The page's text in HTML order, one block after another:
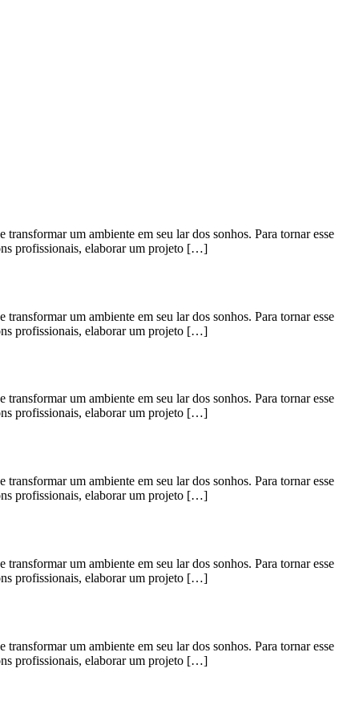
um ambiente em seu lar dos sonhos. Para tornar esse
profissionais, elaborar um projeto […]
um ambiente em seu lar dos sonhos. Para tornar esse
profissionais, elaborar um projeto […]
um ambiente em seu lar dos sonhos. Para tornar esse
profissionais, elaborar um projeto […]
um ambiente em seu lar dos sonhos. Para tornar esse
profissionais, elaborar um projeto […]
um ambiente em seu lar dos sonhos. Para tornar esse
profissionais, elaborar um projeto […]
um ambiente em seu lar dos sonhos. Para tornar esse
profissionais, elaborar um projeto […]